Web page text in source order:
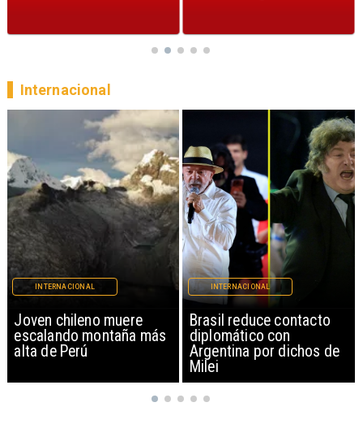
Brasil reduce contacto
diplomático con
Argentina por dichos de
INTERNACIONAL
China restringe
exportación de drones a
EEUU y sanciona
empresas
INTERNACIONAL
Internacional